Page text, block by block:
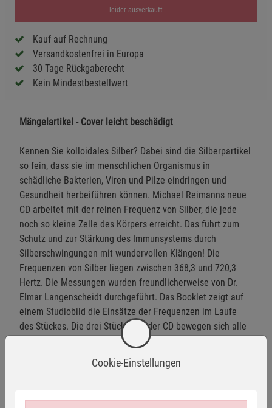
leider ausverkauft
Kauf auf Rechnung
Versandkostenfrei in Europa
30 Tage Rückgaberecht
Kein Mindestbestellwert
Mängelartikel - Cover leicht beschädigt
Kennen Sie kolloidales Silber? Dabei sind die Silberpartikel
so fein, dass sie im menschlichen Organismus in
schädliche Bakterien, Viren und Pilze eindringen und
Gesundheit herbeiführen können. Michael Reimanns neue
CD arbeitet mit der reinen Frequenz von Silber, die jede
noch so kleine Zelle des Körpers erreicht. Das führt zum
Schutz und zur Stärkung des Immunsystems durch
Silberschwingungen mit wundervollen Klängen! Die
Frequenzen von Silber liegen zwischen 368,3 und 720,3
Hertz. Die Messungen wurden freundlicherweise von Dr.
Elmar Langenscheidt durchgeführt. Das Booklet zeigt auf
einem Studiobild die Einsätze der Frequenzen im Laufe
des Stückes. Die drei Stücke auf der CD bewegen sich alle
bei 75 Schlägen pro Minute. Die Basisstimmung liegt bei
437 bis 440 Hertz. Folgende Instrumente wurden
verwendet: Harfe, Klangschalen, Glockenspiel,
Gitarren, Flöten, Synthesizer, Bass, Stimmen, Becken und
Cookie-Einstellungen